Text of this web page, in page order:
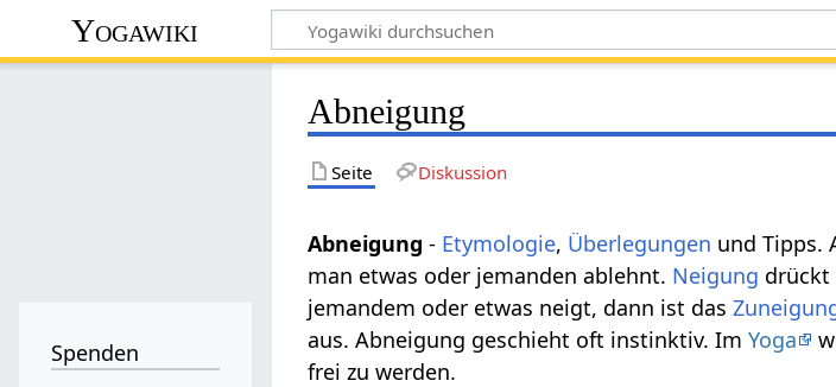
Yogawiki
Abneigung
Seite Diskussion
Abneigung - Etymologie, Überlegungen und Tipps.
man etwas oder jemanden ablehnt. Neigung drückt
jemandem oder etwas neigt, dann ist das
aus. Abneigung geschieht oft instinktiv. ImYoga
frei zu werden.
Spenden